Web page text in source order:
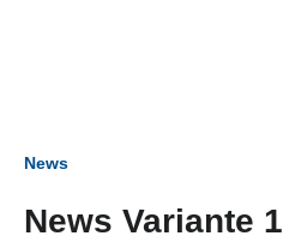
News
News Variante 1